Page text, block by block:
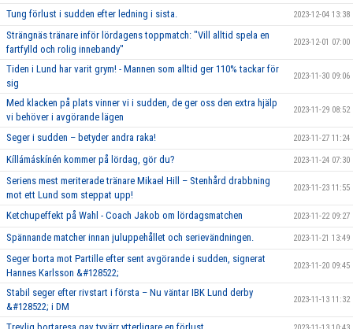
Tung förlust i sudden efter ledning i sista. 2023-12-04 13:38
Strängnäs tränare inför lördagens toppmatch: "Vill alltid spela en
fartfylld och rolig innebandy"
2023-12-01 07:00
Tiden i Lund har varit grym! - Mannen som alltid ger 110% tackar för
sig
2023-11-30 09:06
Med klacken på plats vinner vi i sudden, de ger oss den extra hjälp
vi behöver i avgörande lägen
2023-11-29 08:52
Seger i sudden – betyder andra raka! 2023-11-27 11:24
Kíllámáskínén kommer på lördag, gör du? 2023-11-24 07:30
Seriens mest meriterade tränare Mikael Hill – Stenhård drabbning
mot ett Lund som steppat upp!
2023-11-23 11:55
Ketchupeffekt på Wahl - Coach Jakob om lördagsmatchen 2023-11-22 09:27
Spännande matcher innan juluppehållet och serievändningen. 2023-11-21 13:49
Seger borta mot Partille efter sent avgörande i sudden, signerat
Hannes Karlsson &#128522;
2023-11-20 09:45
Stabil seger efter rivstart i första – Nu väntar IBK Lund derby
&#128522; i DM
2023-11-13 11:32